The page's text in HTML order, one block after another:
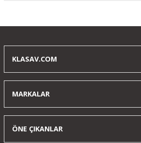
KLASAV.COM
MARKALAR
ÖNE ÇIKANLAR